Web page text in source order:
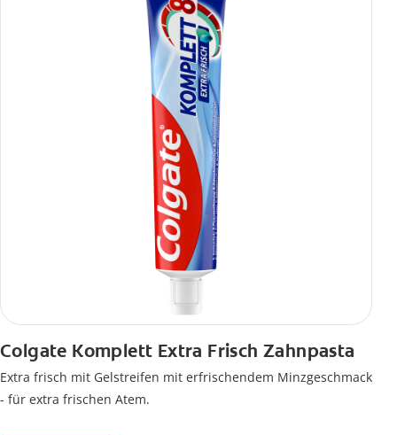
Colgate Komplett Extra Frisch Zahnpasta
Extra frisch mit Gelstreifen mit erfrischendem Minzgeschmack
- für extra frischen Atem.